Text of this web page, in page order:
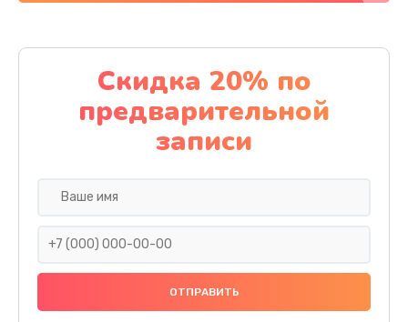
Замена аккумулятора
1130 руб.
Заказать
Замена тачскрина
740 руб.
Скидка 20% по
предварительной
записи